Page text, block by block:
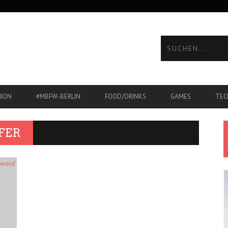
#MBFW-BERLIN FOOD/DRINKS GAMES